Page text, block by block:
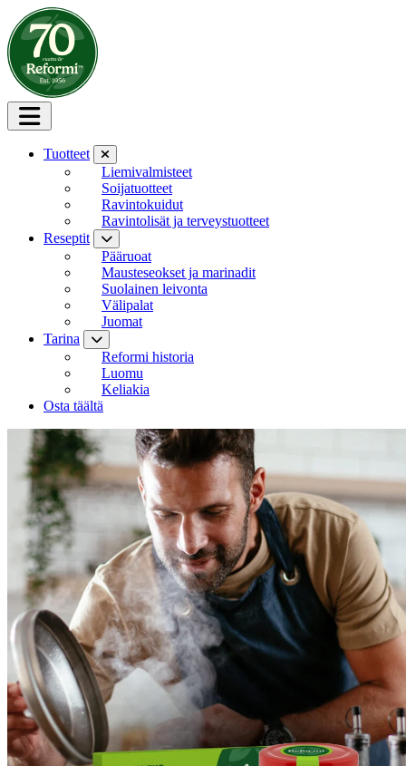
Siirry sisältöön
Tuotteet
Liemivalmisteet
Soijatuotteet
Ravintokuidut
Ravintolisät ja terveystuotteet
Reseptit
Pääruoat
Mausteseokset ja marinadit
Suolainen leivonta
Välipalat
Juomat
Tarina
Reformi historia
Luomu
Keliakia
Osta täältä